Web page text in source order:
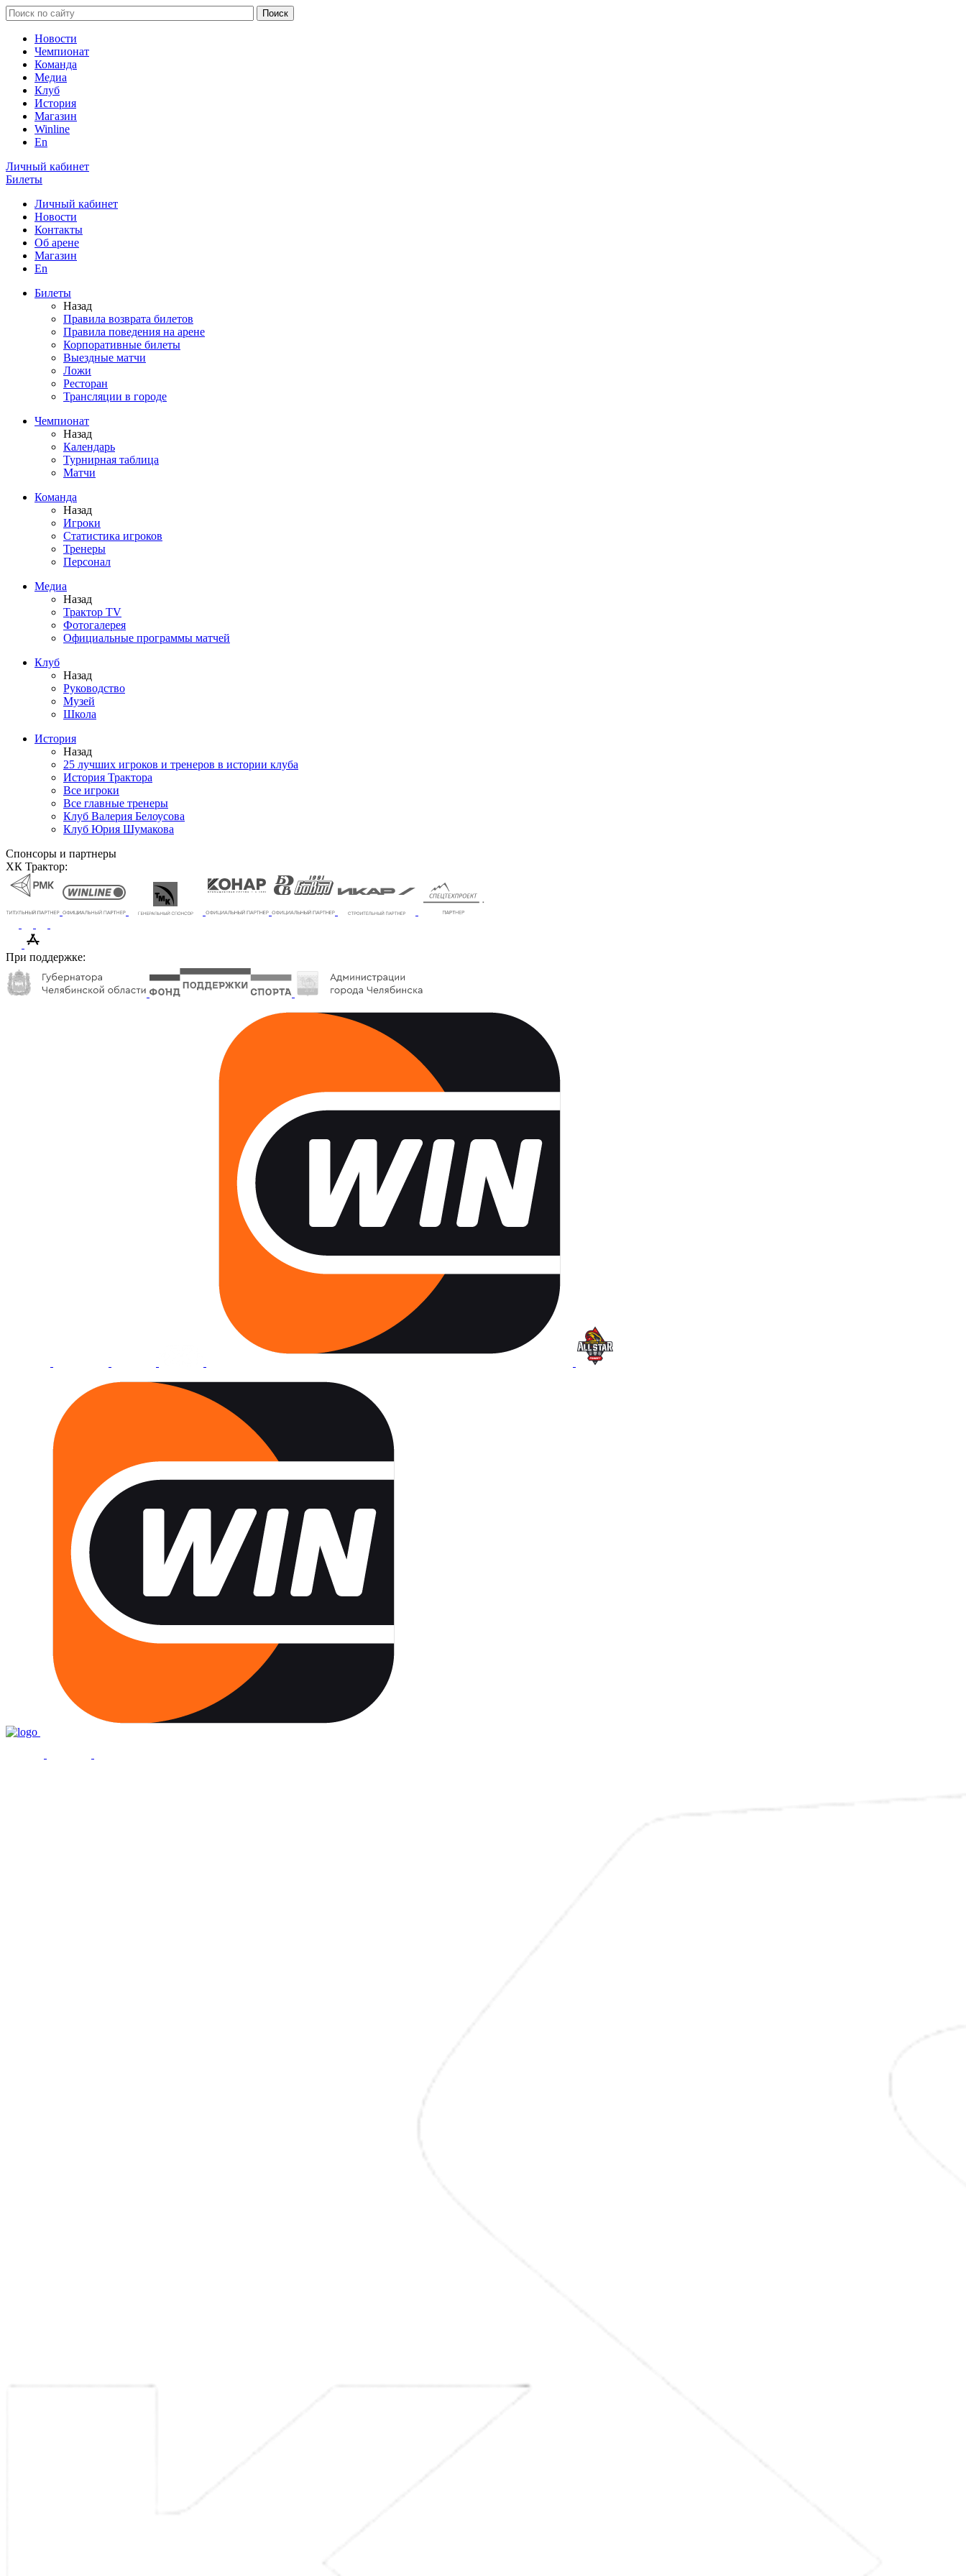
Новости
Чемпионат
Команда
Медиа
Клуб
История
Магазин
Winline
En
Личный кабинет
Билеты
Личный кабинет
Новости
Контакты
Об арене
Магазин
En
Билеты
Назад
Правила возврата билетов
Правила поведения на арене
Корпоративные билеты
Выездные матчи
Ложи
Ресторан
Трансляции в городе
Чемпионат
Назад
Календарь
Турнирная таблица
Матчи
Команда
Назад
Игроки
Статистика игроков
Тренеры
Персонал
Медиа
Назад
Трактор TV
Фотогалерея
Официальные программы матчей
Клуб
Назад
Руководство
Музей
Школа
История
Назад
25 лучших игроков и тренеров в истории клуба
История Трактора
Все игроки
Все главные тренеры
Клуб Валерия Белоусова
Клуб Юрия Шумакова
Спонсоры и партнеры
ХК Трактор:
При поддержке: